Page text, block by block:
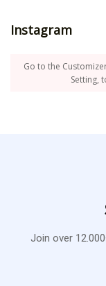
Instagram
Go to the
Setting,
Join over